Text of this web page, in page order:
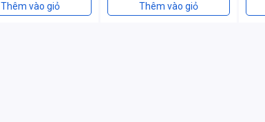
Thêm vào giỏ Thêm vào giỏ